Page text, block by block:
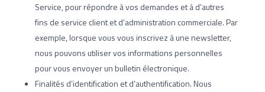
Service, pour répondre à vos demandes et à d’autres
fins de service client et d’administration commerciale. Par
exemple, lorsque vous vous inscrivez à une newsletter,
nous pouvons utiliser vos informations personnelles
pour vous envoyer un bulletin électronique.
Finalités d’identification et d’authentification. Nous